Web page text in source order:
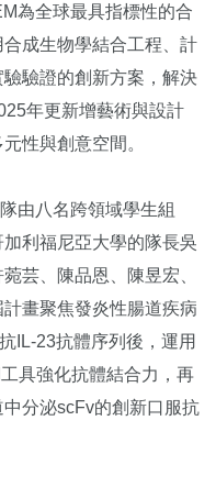
為全球最具指標性的合
成生物學結合工程、計
驗證的創新方案，解決
年更新增藝術與設計
性與創意空間。
由八名跨領域學生組
利福尼亞大學的隊長吳
芸、陳品恩、陳昱宏、
畫聚焦發炎性腸道疾病
IL-23抗體序列後，運用
具強化抗體結合力，再
分泌scFv的創新口服抗